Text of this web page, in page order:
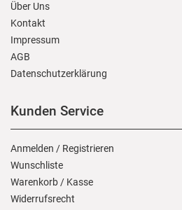
Über Uns
Kontakt
Impressum
AGB
Daten­schutz­erklärung
Kunden Service
Anmelden / Registrieren
Wunschliste
Warenkorb / Kasse
Widerrufs­recht